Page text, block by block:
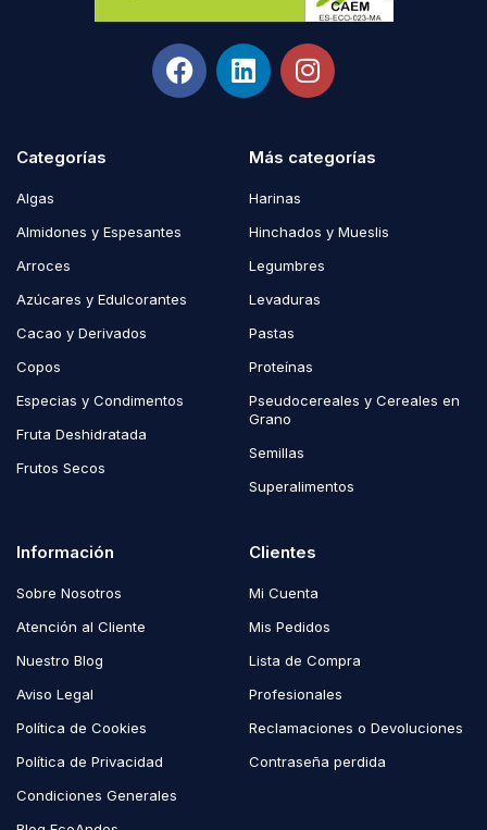
Categorías
Algas
Almidones y Espesantes
Arroces
Azúcares y Edulcorantes
Cacao y Derivados
Copos
Especias y Condimentos
Fruta Deshidratada
Frutos Secos
Más categorías
Harinas
Hinchados y Mueslis
Legumbres
Levaduras
Pastas
Proteínas
Pseudocereales y Cereales en
Grano
Semillas
Superalimentos
Información
Sobre Nosotros
Atención al Cliente
Nuestro Blog
Aviso Legal
Política de Cookies
Política de Privacidad
Condiciones Generales
Clientes
Mi Cuenta
Mis Pedidos
Lista de Compra
Profesionales
Reclamaciones o Devoluciones
Contraseña perdida